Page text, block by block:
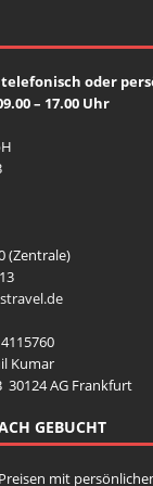
oder
– 17.00 Uhr
(Zentrale)
Kumar
30124 AG Frankfurt
GEBUCHT
mit